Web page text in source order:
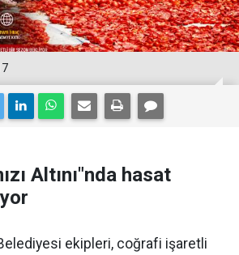
Altını"nda hasat
ekipleri, coğrafi işaretli